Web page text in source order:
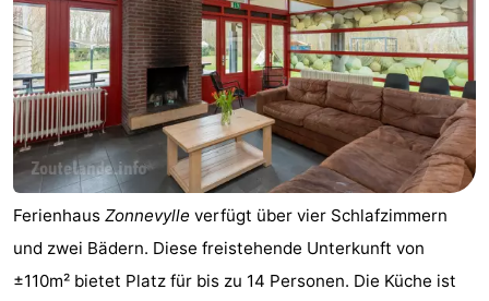
Ferienhaus Zonnevylle verfügt über vier Schlafzimmern
und zwei Bädern. Diese freistehende Unterkunft von
±110m² bietet Platz für bis zu 14 Personen. Die Küche ist